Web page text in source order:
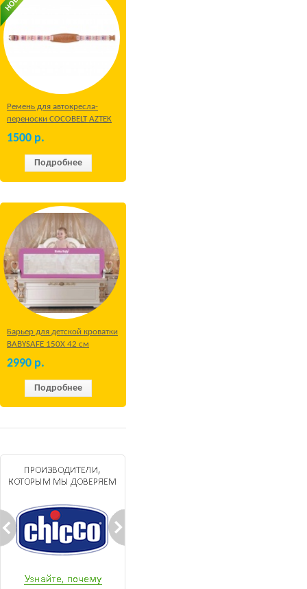
Ремень для автокресла-
переноски COCOBELT AZTEK
1500 р.
Подробнее
Барьер для детской кроватки
BABYSAFE 150Х 42 см
Бежевый
2990 р.
Подробнее